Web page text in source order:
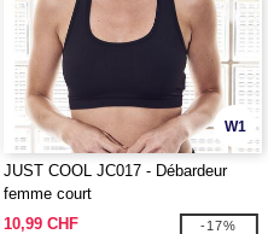
W1
JUST COOL JC017 - Débardeur
femme court
10,99 CHF
-17%